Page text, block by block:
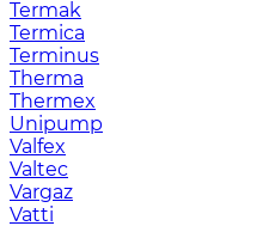
Termak
Termica
Terminus
Therma
Thermex
Unipump
Valfex
Valtec
Vargaz
Vatti